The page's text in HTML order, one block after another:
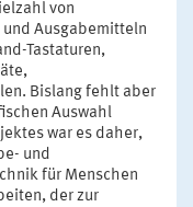
von
Ausgabemitteln
Tastaturen,
Bislang fehlt aber
Auswahl
war es daher,
und
für Menschen
der zur